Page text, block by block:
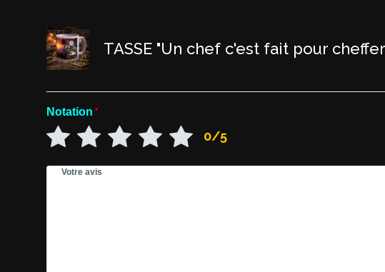
TASSE "Un chef c'est fait pour
Notation *
0/5
Votre avis